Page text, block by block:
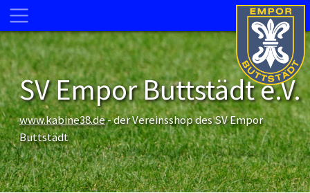
SV Empor Buttstädt e.V.
www.kabine38.de- der Vereinsshop des SV Empor
Buttstädt